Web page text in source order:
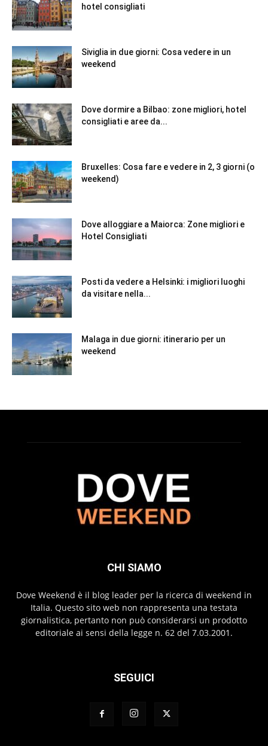
hotel consigliati
Siviglia in due giorni: Cosa vedere in un
weekend
Dove dormire a Bilbao: zone migliori, hotel
consigliati e aree da...
Bruxelles: Cosa fare e vedere in 2, 3 giorni (o
weekend)
Dove alloggiare a Maiorca: Zone migliori e
Hotel Consigliati
Posti da vedere a Helsinki: i migliori luoghi
da visitare nella...
Malaga in due giorni: itinerario per un
weekend
CHI SIAMO
Dove Weekend è il blog leader per la ricerca di weekend in
Italia. Questo sito web non rappresenta una testata
giornalistica, pertanto non può considerarsi un prodotto
editoriale ai sensi della legge n. 62 del 7.03.2001.
SEGUICI